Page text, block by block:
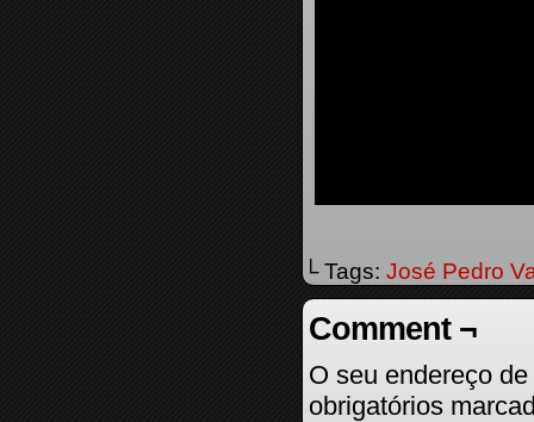
└ Tags: José Pedro
Comment ¬
O seu endereço
obrigatórios